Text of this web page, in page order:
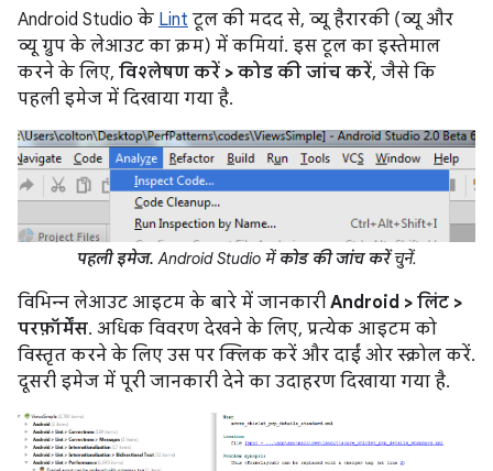
Android Studio के Lint टूल की मदद से, व्यू हैरारकी (व्यू और
व्यू ग्रुप के लेआउट का क्रम) में कमियां. इस टूल का इस्तेमाल
करने के लिए, विश्लेषण करें > कोड की जांच करें, जैसे कि
पहली इमेज में दिखाया गया है.
पहली इमेज. Android Studio मेंकोड की जांच करेंचुनें.
विभिन्न लेआउट आइटम के बारे में जानकारी Android > लिंट >
परफ़ॉर्मेंस. अधिक विवरण देखने के लिए, प्रत्येक आइटम को
विस्तृत करने के लिए उस पर क्लिक करें और दाईं ओर स्क्रोल करें.
दूसरी इमेज में पूरी जानकारी देने का उदाहरण दिखाया गया है.